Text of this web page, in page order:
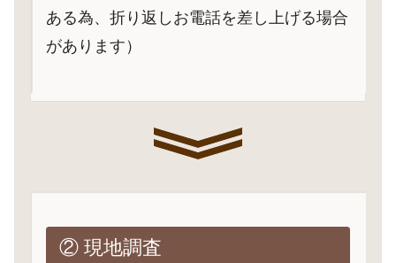
ある為、折り返しお電話を差し上げる場合
があります）
② 現地調査